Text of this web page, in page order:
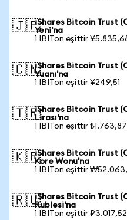
🇯🇵iShares Bitcoin Trust
Yeni'na
1 IBITon eşittir
🇨🇳iShares Bitcoin Trust
Yuanı'na
1 IBITon eşittir ¥249,51
🇹🇷iShares Bitcoin Trust
Lirası'na
1 IBITon eşittir ₺1.763,87
🇰🇷iShares Bitcoin Trust
Kore Wonu'na
1 IBITon eşittir
🇷🇺iShares Bitcoin Trust
Rublesi'na
1 IBITon eşittir ₽3.017,52